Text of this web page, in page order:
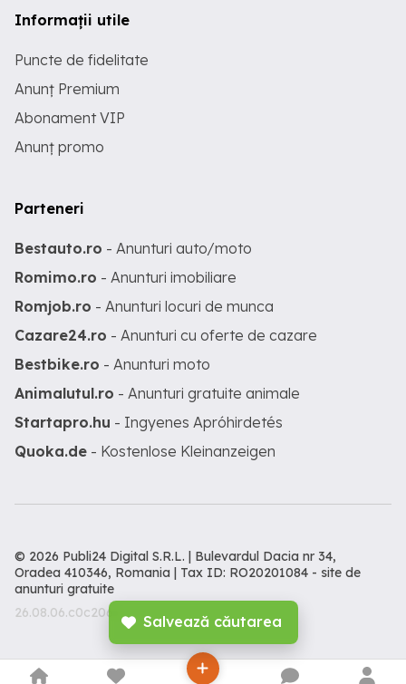
Salvează căutarea
Informații utile
Puncte de fidelitate
Anunț Premium
Abonament VIP
Anunț promo
Parteneri
Bestauto.ro - Anunturi auto/moto
Romimo.ro - Anunturi imobiliare
Romjob.ro - Anunturi locuri de munca
Cazare24.ro - Anunturi cu oferte de cazare
Bestbike.ro - Anunturi moto
Animalutul.ro - Anunturi gratuite animale
Startapro.hu - Ingyenes Apróhirdetés
Quoka.de - Kostenlose Kleinanzeigen
© 2026 Publi24 Digital S.R.L. | Bulevardul Dacia nr 34,
Oradea 410346, Romania | Tax ID: RO20201084 - site de
anunturi gratuite
26.08.06.c0c206c